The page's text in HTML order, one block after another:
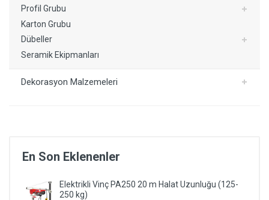
Profil Grubu
Karton Grubu
Dübeller
Seramik Ekipmanları
Dekorasyon Malzemeleri
En Son Eklenenler
Elektrikli Vinç PA250 20 m Halat Uzunluğu (125-
250 kg)